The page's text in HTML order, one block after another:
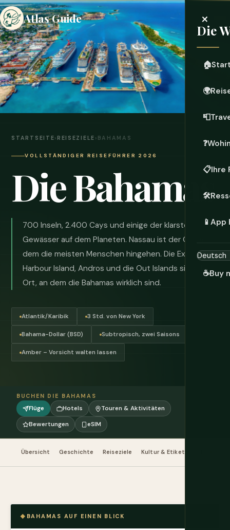
Atlas Guide ×
Die
🏠
🌍
📮
❓
📋Ihre
🛠️
📱 App
☕Buy
STARTSEITE›REISEZIELE › BAHAMAS
VOLLSTÄNDIGER REISEFÜHRER 2026
Die Bahamas
700 Inseln, 2.400 Cays und einige der klarsten
Gewässer auf dem Planeten. Nassau ist der Ort, an
dem die meisten Menschen hingehen. Die Exumas,
Harbour Island, Andros und die Out Islands sind der
Ort, an dem die Bahamas wirklich sind.
Atlantik/Karibik 3 Std. von New York
Bahama-Dollar (BSD) Subtropisch, zwei Saisons
Amber – Vorsicht walten lassen
BUCHEN DIE BAHAMAS
Flüge Hotels
Touren & Aktivitäten
Bewertungen
eSIM
Übersicht Geschichte Reiseziele Kultur & Etikette
BAHAMAS AUF EINEN BLICK